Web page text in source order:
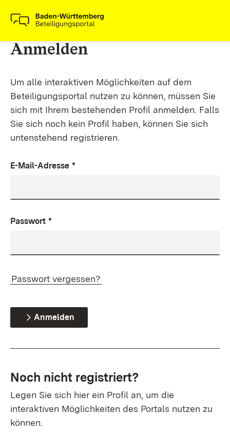
Anmelden
Um alle interaktiven Möglichkeiten auf dem
Beteiligungsportal nutzen zu können, müssen Sie
sich mit Ihrem bestehenden Profil anmelden. Falls
Sie sich noch kein Profil haben, können Sie sich
untenstehend registrieren.
E-Mail-Adresse *
Passwort *
Passwort vergessen?
Anmelden
Noch nicht registriert?
Legen Sie sich hier ein Profil an, um die
interaktiven Möglichkeiten des Portals nutzen zu
können.